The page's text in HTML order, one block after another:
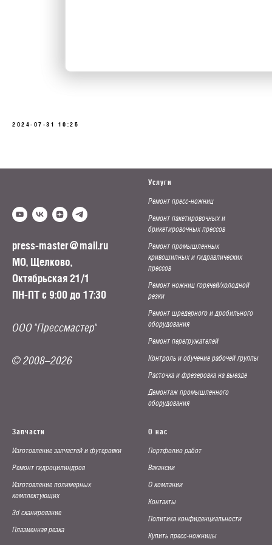
2024-07-31 10:25
press-master@mail.ru
МО, Щелково,
Октябрьская 21/1
ПН-ПТ с 9:00 до 17:30
ООО "Прессмастер"
©2008–2026
Услуги
Ремонт пресс-ножниц
Ремонт пакетировочных и
брикетировочных прессов
Ремонт промышленных
кривошипных и гидравлических
прессов
Ремонт ножниц горячей/холодной
резки
Ремонт шредерного и дробильного
оборудования
Ремонт перегружателей
Контроль и обучение рабочей группы
Расточка и фрезеровка на выезде
Демонтаж промышленного
оборудования
Запчасти
Изготовление запчастей и футеровки
Ремонт гидроцилиндров
Изготовление полимерных
комплектующих
3d сканирование
Плазменная резка
О нас
Портфолио работ
Вакансии
О компании
Контакты
Политика конфиденциальности
Купить пресс-ножницы